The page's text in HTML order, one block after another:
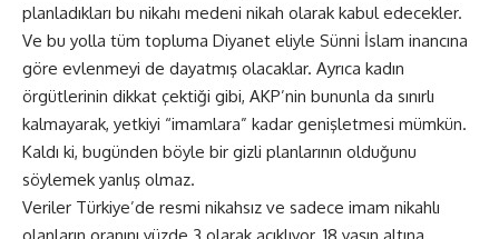
planladıkları bu nikahı medeni nikah olarak kabul edecekler.
Ve bu yolla tüm topluma Diyanet eliyle Sünni İslam inancına
göre evlenmeyi de dayatmış olacaklar. Ayrıca kadın
örgütlerinin dikkat çektiği gibi, AKP’nin bununla da sınırlı
kalmayarak, yetkiyi “imamlara” kadar genişletmesi mümkün.
Kaldı ki, bugünden böyle bir gizli planlarının olduğunu
söylemek yanlış olmaz.
Veriler Türkiye’de resmi nikahsız ve sadece imam nikahlı